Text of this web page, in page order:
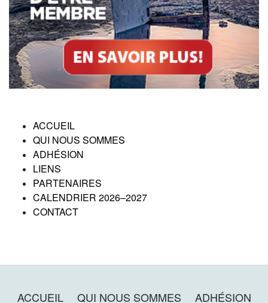
ACCUEIL
QUI NOUS SOMMES
ADHÉSION
LIENS
PARTENAIRES
CALENDRIER 2026–2027
CONTACT
ACCUEIL QUI NOUS SOMMES ADHÉSION